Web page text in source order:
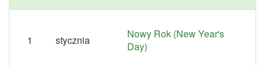
1 stycznia
Nowy Rok (New Year's
Day)